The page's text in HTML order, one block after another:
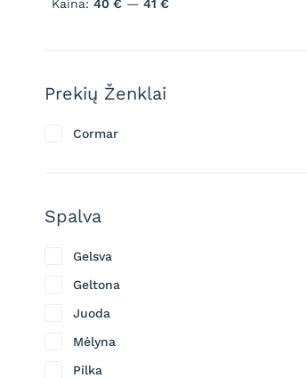
Kaina: 40 € — 41 €
Prekių Ženklai
Cormar
Spalva
Gelsva
Geltona
Juoda
Mėlyna
Pilka